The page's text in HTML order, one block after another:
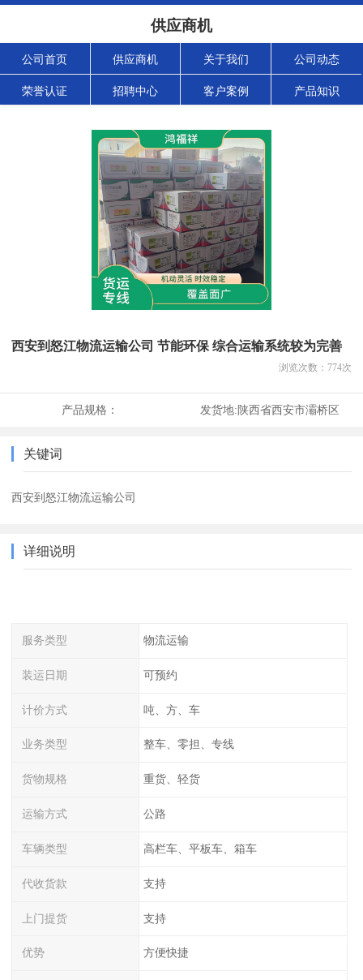
供应商机
公司首页 供应商机 关于我们 公司动态
荣誉认证 招聘中心 客户案例 产品知识
西安到怒江物流运输公司 节能环保 综合运输系统较为完善
浏览次数： 774次
产品规格： 发货地:陕西省西安市灞桥区
关键词
西安到怒江物流运输公司
详细说明
服务类型 物流运输
装运日期 可预约
计价方式 吨、方、车
业务类型 整车、零担、专线
货物规格 重货、轻货
运输方式 公路
车辆类型 高栏车、平板车、箱车
代收货款 支持
上门提货 支持
优势 方便快捷